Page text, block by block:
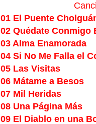
01 El Puente
02 Quédate Conmigo
03 Alma Enamorada
04 Si No Me Falla el
05 Las Visitas
06 Mátame a Besos
07 Mil Heridas
08 Una Página Más
09 El Diablo en una